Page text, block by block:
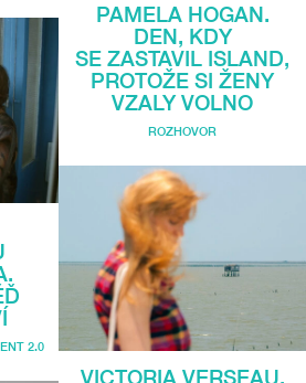
2.0
PAMELA HOGAN.
DEN, KDY
SE ZASTAVIL ISLAND,
PROTOŽE SI ŽENY
VZALY VOLNO
ROZHOVOR
VICTORIA VERSEAU.